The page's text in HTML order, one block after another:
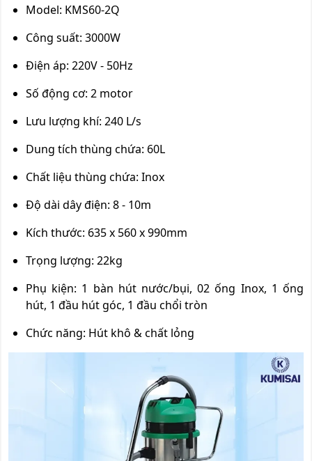
Model: KMS60-2Q
Công suất: 3000W
Điện áp: 220V - 50Hz
Số động cơ: 2 motor
Lưu lượng khí: 240 L/s
Dung tích thùng chứa: 60L
Chất liệu thùng chứa: Inox
Độ dài dây điện: 8 - 10m
Kích thước: 635 x 560 x 990mm
Trọng lượng: 22kg
Phụ kiện: 1 bàn hút nước/bụi, 02 ống Inox, 1 ống
hút, 1 đầu hút góc, 1 đầu chổi tròn
Chức năng: Hút khô & chất lỏng